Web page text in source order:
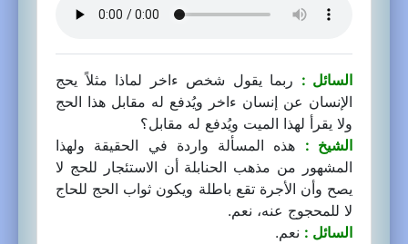
السائل : ربما يقول شخص ءاخر لماذا مثلاً يحج
الإنسان عن إنسان ءاخر ويُدفع له مقابل هذا الحج
ولا يقرأ لهذا الميت ويُدفع له مقابل؟
الشيخ : هذه المسألة واردة في الحقيقة ولهذا
المشهور من مذهب الحنابلة أن الاستئجار للحج لا
يصح وأن الأجرة تقع باطلة ويكون ثواب الحج للحاج
لا للمحجوج عنه، نعم.
السائل : نعم.